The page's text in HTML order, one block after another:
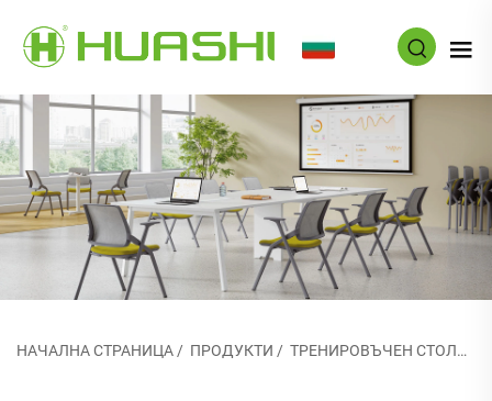
НАЧАЛНА СТРАНИЦА / ПРОДУКТИ / ТРЕНИРОВЪЧЕН СТОЛОВ